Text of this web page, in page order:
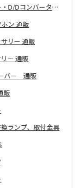
アップサンプラー・D/Dコンバーター 通販
ン 通販
リー 通販
ー 通販
バー 通販
販
ランプ、取付金具